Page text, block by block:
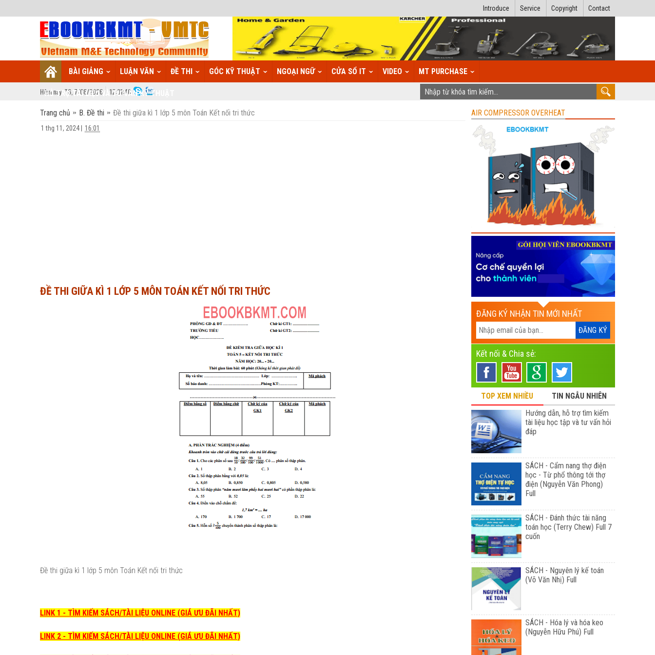
Contact
Copyright
Service
Introduce
BÀI GIẢNG LUẬN VĂN ĐỀ THI GÓC KỸ THUẬT NGOẠI NGỮ CỬA SỔ IT VIDEO MT PURCHASE
HỖ TRỢ TÀI LIỆU VÀ TƯ VẤN KỸ THUẬT
Hôm nay: T6, 7/08/2026 12:01:41
Trang chủ B. Đề thi Đề thi giữa kì 1 lớp 5 môn Toán Kết nối tri thức
1 thg 11, 2024 16:01
ĐỀ THI GIỮA KÌ 1 LỚP 5 MÔN TOÁN KẾT NỐI TRI THỨC
Đề thi giữa kì 1 lớp 5 môn Toán Kết nối tri thức
LINK 1 - TÌM KIẾM SÁCH/TÀI LIỆU ONLINE (GIÁ ƯU ĐÃI NHẤT)
LINK 2 - TÌM KIẾM SÁCH/TÀI LIỆU ONLINE (GIÁ ƯU ĐÃI NHẤT)
AIR COMPRESSOR OVERHEAT
ĐĂNG KÝ NHẬN TIN MỚI NHẤT
Kết nối & Chia sẻ:
TOP XEM NHIỀU
TIN NGẪU NHIÊN
Hướng dẫn, hỗ trợ tìm kiếm
tài liệu học tập và tư vấn hỏi
đáp
SÁCH - Cẩm nang thợ điện
học - Từ phổ thông tới thợ
điện (Nguyễn Văn Phong)
Full
SÁCH - Đánh thức tài năng
toán học (Terry Chew) Full 7
cuốn
SÁCH - Nguyên lý kế toán
(Võ Văn Nhị) Full
SÁCH - Hóa lý và hóa keo
(Nguyễn Hữu Phú) Full